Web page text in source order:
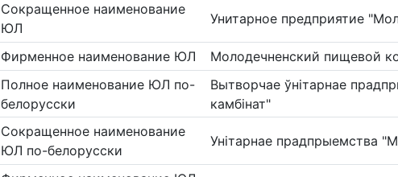
Сокращенное наименование
ЮЛ
Унитарное предприятие
Фирменное наименование ЮЛ
Молодечненский пищевой
Полное наименование ЮЛ по-
белорусски
Вытворчае ўнітарнае
камбінат"
Сокращенное наименование
ЮЛ по-белорусски
Унітарнае прадпрыемства